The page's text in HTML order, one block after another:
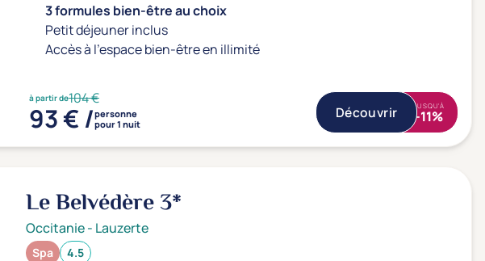
3 formules bien-être au choix
Petit déjeuner inclus
Accès à l'espace bien-être en illimité
à partir de104 €
93 € /personne
pour 1 nuit
Découvrir JUSQU'À
-11%
Le Belvédère3*
Occitanie- Lauzerte
Spa 4.5